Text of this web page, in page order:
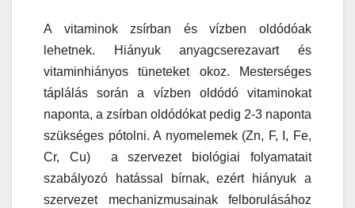
A vitaminok zsírban és vízben oldódóak
lehetnek. Hiányuk anyagcserezavart és
vitaminhiányos tüneteket okoz. Mesterséges
táplálás során a vízben oldódó vitaminokat
naponta, a zsírban oldódókat pedig 2-3 naponta
szükséges pótolni. A nyomelemek (Zn, F, I, Fe,
Cr, Cu) a szervezet biológiai folyamatait
szabályozó hatással bírnak, ezért hiányuk a
szervezet mechanizmusainak felborulásához